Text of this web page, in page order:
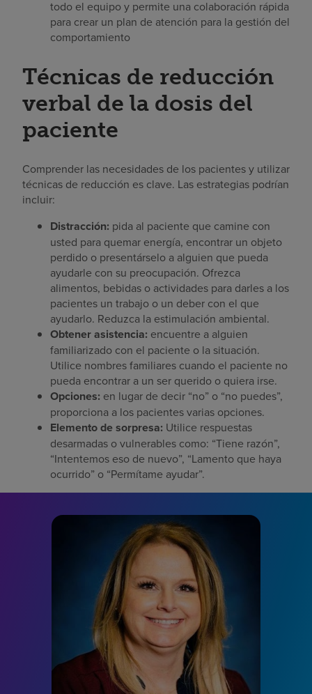
todo el equipo y permite una colaboración rápida
para crear un plan de atención para la gestión del
comportamiento
Técnicas de reducción
verbal de la dosis del
paciente
Comprender las necesidades de los pacientes y utilizar
técnicas de reducción es clave. Las estrategias podrían
incluir:
Distracción: pida al paciente que camine con
usted para quemar energía, encontrar un objeto
perdido o presentárselo a alguien que pueda
ayudarle con su preocupación. Ofrezca
alimentos, bebidas o actividades para darles a los
pacientes un trabajo o un deber con el que
ayudarlo. Reduzca la estimulación ambiental.
Obtener asistencia: encuentre a alguien
familiarizado con el paciente o la situación.
Utilice nombres familiares cuando el paciente no
pueda encontrar a un ser querido o quiera irse.
Opciones: en lugar de decir “no” o “no puedes”,
proporciona a los pacientes varias opciones.
Elemento de sorpresa: Utilice respuestas
desarmadas o vulnerables como: “Tiene razón”,
“Intentemos eso de nuevo”, “Lamento que haya
ocurrido” o “Permítame ayudar”.